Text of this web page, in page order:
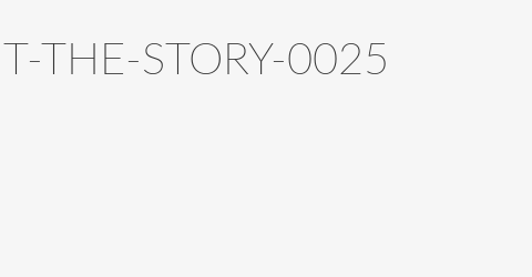
THE-STORY-0025